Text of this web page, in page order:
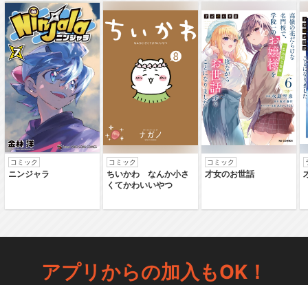
ブラック・ジャック＜OVA＞
ヤング ブラック･ジャック
コミック
ニンジャラ
コミック
ちいかわ なんか小さ
くてかわいいやつ
コミック
才女のお世話
アプリからの加入もOK！